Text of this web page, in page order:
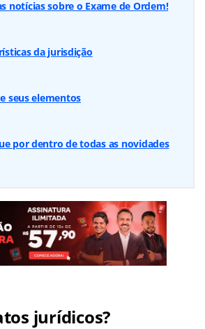
notícias sobre o Exame de Ordem!
da jurisdição
seus elementos
por dentro de todas as novidades
jurídicos?